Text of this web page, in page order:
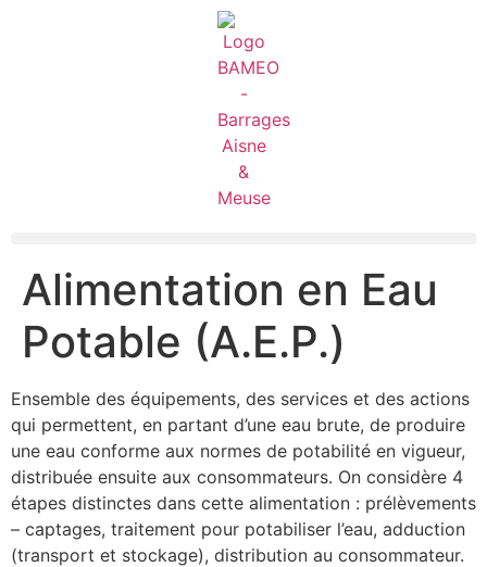
Alimentation en Eau
Potable (A.E.P.)
Ensemble des équipements, des services et des actions
qui permettent, en partant d’une eau brute, de produire
une eau conforme aux normes de potabilité en vigueur,
distribuée ensuite aux consommateurs. On considère 4
étapes distinctes dans cette alimentation : prélèvements
– captages, traitement pour potabiliser l’eau, adduction
(transport et stockage), distribution au consommateur.